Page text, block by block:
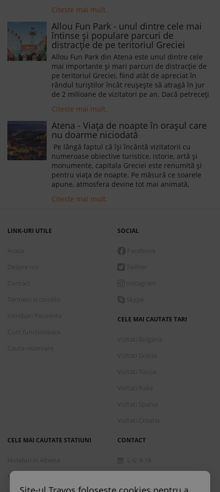
întreaga noapte și să se bucure de dans, pot
rezerva o masă într-unul din numeroasele
cluburi de noapte din Atena.
Citeste mai mult.
Allou Fun Park - unul dintre cele mai
întinse și populare parcuri de
distracție de pe teritoriul Greciei
Allou Fun Park din Atena este unul dintre cele
mai importante și mari parcuri de distracție de
pe teritoriul Greciei, fiind atât de apreciat în
rândul turiștilor încât reușește să atragă în jur
de 2 milioane de vizitatori pe an. Dacă petreceți
dumneavoastră, atunci o vizită a parcului de
distracție Allou Fun Park este o idee
nemaipomenită.
Citeste mai mult.
Atena - Viața de noapte în orașul care
nu doarme niciodată
Pe lângă faptul că își încântă vizitatorii cu
numeroase obiective turistice, istorie, artă și
monumente, capitala Greciei este renumită și
pentru viața de noapte. Pe măsură ce soarele
apune, atmosfera devine tot mai animată,
cu asalt de tineri în căutare de distracție și
Citeste mai mult.
LINK-URI UTILE SOCIAL
CELE MAI CAUTATE TARI
CELE MAI CAUTATE STATIUNI
Hoteluri in Bansko
CONTACT